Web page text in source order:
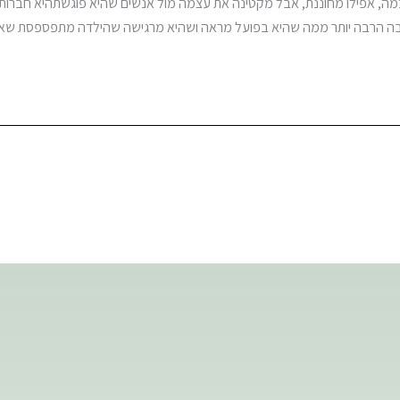
בה הרבה יותר ממה שהיא בפועל מראה ושהיא מרגישה שהילדה מתפספסת